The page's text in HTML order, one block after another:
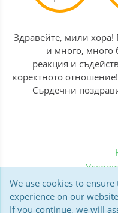
Здравейте, мили хора!
и много, много
реакция и
коректното
Сърдечни
We use cookies to
experience on our
If you continue, we will